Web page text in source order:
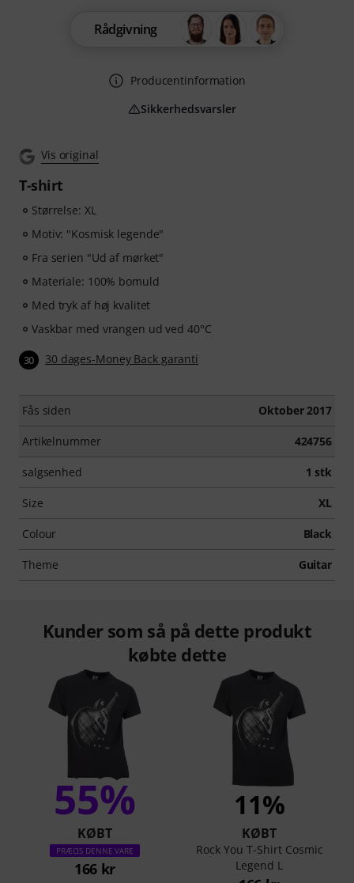
Vis original
T-shirt
Størrelse: XL
Motiv: "Kosmisk legende"
Fra serien "Ud af mørket"
Materiale: 100% bomuld
Med tryk af høj kvalitet
Vaskbar med vrangen ud ved 40°C
30 30 dages-Money Back garanti
Fås siden Oktober 2017
Artikelnummer 424756
salgsenhed 1 stk
Size XL
Colour Black
Theme Guitar
Rådgivning
Producentinformation
Sikkerhedsvarsler
Kunder som så på dette produkt
købte dette
55%
KØBT
PRÆCIS DENNE VARE
166 kr
11%
KØBT
Rock You T-Shirt Cosmic
Legend L